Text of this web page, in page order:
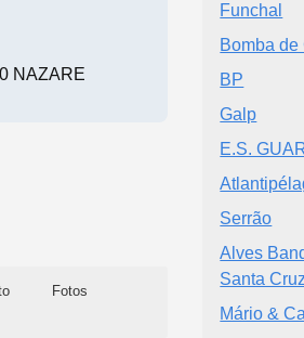
NAZARE
Fotos
Funchal
Bomba de
BP
Galp
E.S.
Serrão
Alves
Santa
Mário &